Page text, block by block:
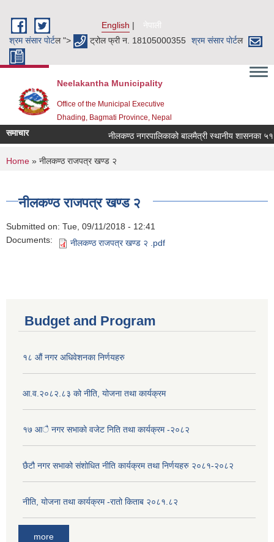
English
नेपाली
श्रम संसार पाेर्टल "> ट्रोल फ्री न. 18105000355 श्रम संसार पाेर्टल
Neelakantha Municipality
Office of the Municipal Executive
Dhading, Bagmati Province, Nepal
समाचार नीलकण्ठ नगरपालिकाको बालमैत्री स्थानीय शासनका ५१
You are here
Home » नीलकण्ठ राजपत्र खण्ड २
नीलकण्ठ राजपत्र खण्ड २
Submitted on: Tue, 09/11/2018 - 12:41
Documents:
नीलकण्ठ राजपत्र खण्ड २ .pdf
Budget and Program
१८ औं नगर अधिवेशनका निर्णयहरु
आ.व.२०८२.८३ को नीति, योजना तथा कार्यक्रम
१७ आै नगर सभाकाे वजेट निति तथा कार्यक्रम -२०८२
छैटौ नगर सभाको संशोधित नीति कार्यक्रम तथा निर्णयहरु २०८१-२०८२
नीति, योजना तथा कार्यक्रम -रातो किताब २०८१.८२
more